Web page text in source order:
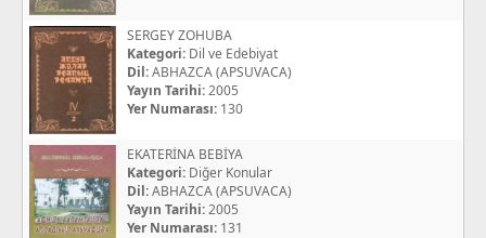
SERGEY ZOHUBA
Kategori: Dil ve Edebiyat
Dil:ABHAZCA (APSUVACA)
Yayın Tarihi:2005
Yer Numarası: 130
EKATERİNA BEBİYA
Kategori: Diğer Konular
Dil:ABHAZCA (APSUVACA)
Yayın Tarihi:2005
Yer Numarası: 131